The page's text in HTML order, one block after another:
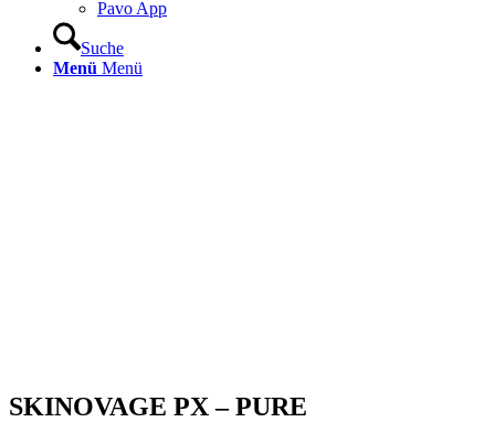
Pavo App
Suche
Menü Menü
SKINOVAGE PX – PURE